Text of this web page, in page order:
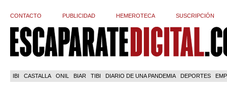
CONTACTO PUBLICIDAD HEMEROTECA SUSCRIPCIÓN
IBI CASTALLA ONIL BIAR TIBI DIARIO DE UNA PANDEMIA DEPORTES